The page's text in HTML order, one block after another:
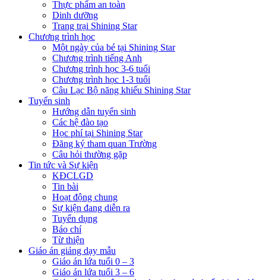
Thực phẩm an toàn
Dinh dưỡng
Trang trại Shining Star
Chương trình học
Một ngày của bé tại Shining Star
Chương trình tiếng Anh
Chương trình học 3-6 tuổi
Chương trình học 1-3 tuổi
Câu Lạc Bộ năng khiếu Shining Star
Tuyển sinh
Hướng dẫn tuyển sinh
Các hệ đào tạo
Học phí tại Shining Star
Đăng ký tham quan Trường
Câu hỏi thường gặp
Tin tức và Sự kiện
KĐCLGD
Tin bài
Hoạt động chung
Sự kiện đang diễn ra
Tuyển dụng
Báo chí
Từ thiện
Giáo án giảng dạy mẫu
Giáo án lứa tuổi 0 – 3
Giáo án lứa tuổi 3 – 6